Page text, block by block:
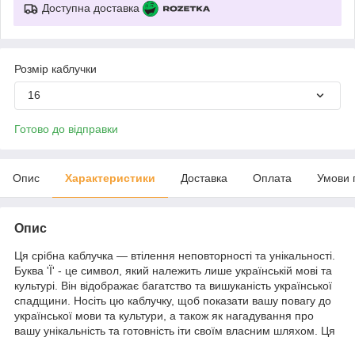
Доступна доставка
Розмір каблучки
16
Готово до відправки
Опис Характеристики Доставка Оплата Умови
Опис
Ця срібна каблучка — втілення неповторності та унікальності.
Буква 'Ї' - це символ, який належить лише українській мові та
культурі. Він відображає багатство та вишуканість української
спадщини. Носіть цю каблучку, щоб показати вашу повагу до
української мови та культури, а також як нагадування про
вашу унікальність та готовність іти своїм власним шляхом. Ця